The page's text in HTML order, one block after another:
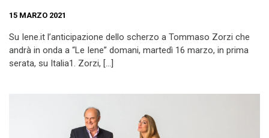
15 MARZO 2021
Su Iene.it l’anticipazione dello scherzo a Tommaso Zorzi che
andrà in onda a “Le Iene” domani, martedì 16 marzo, in prima
serata, su Italia1. Zorzi, […]